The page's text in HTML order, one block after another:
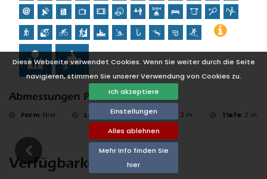
Diese Webseite verwendet Cookies. Wenn Sie weiter durch die Seite
navigieren, stimmen Sie unserer Verwendung von Cookies zu.
Ich akzeptiere
Einstellungen
Alles ablehnen
Mehr Info finden Sie
hier
Abmessungen Pool
Form: Nier Länge :6 m. Breite 3 m. Tiefe: 2 m.
Verfügbarkeit